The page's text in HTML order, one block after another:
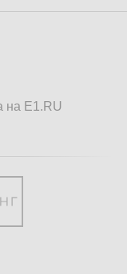
на E1.RU